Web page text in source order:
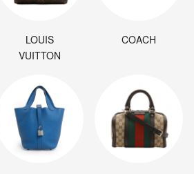
LOUIS
VUITTON
COACH